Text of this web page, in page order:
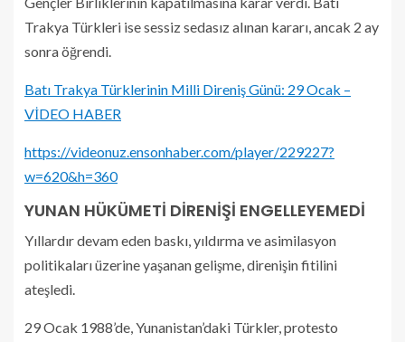
Trakya Türkleri ise sessiz sedasız alınan kararı, ancak 2 ay
sonra öğrendi.
Batı Trakya Türklerinin Milli Direniş Günü: 29 Ocak –
VİDEO HABER
https://videonuz.ensonhaber.com/player/229227?
w=620&h=360
YUNAN HÜKÜMETİ DİRENİŞİ ENGELLEYEMEDİ
Yıllardır devam eden baskı, yıldırma ve asimilasyon
politikaları üzerine yaşanan gelişme, direnişin fitilini
ateşledi.
29 Ocak 1988’de, Yunanistan’daki Türkler, protesto